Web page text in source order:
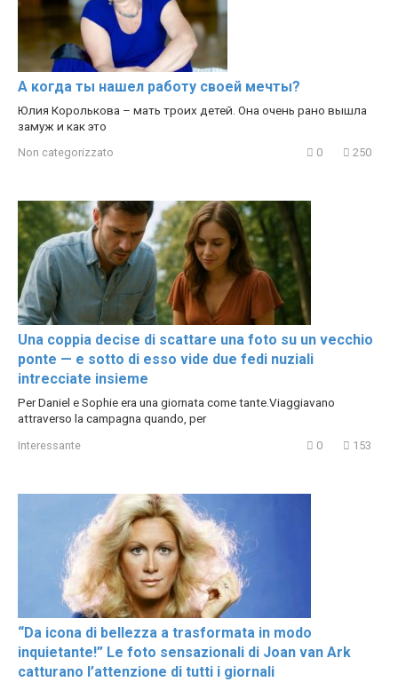
А когда ты нашел работу своей мечты?
Юлия Королькова – мать троих детей. Она очень рано вышла
замуж и как это
Non categorizzato 0 250
Una coppia decise di scattare una foto su un vecchio
ponte — e sotto di esso vide due fedi nuziali
intrecciate insieme
Per Daniel e Sophie era una giornata come tante.Viaggiavano
attraverso la campagna quando, per
Interessante 0 153
“Da icona di bellezza a trasformata in modo
inquietante!” Le foto sensazionali di Joan van Ark
catturano l’attenzione di tutti i giornali